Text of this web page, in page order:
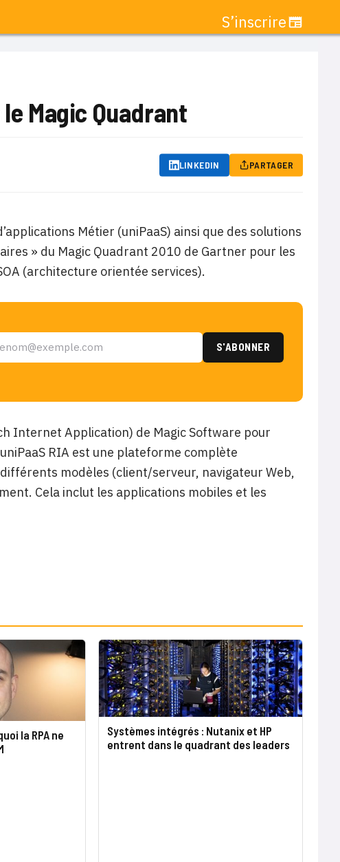
S’inscrire
Magic Quadrant
LINKEDIN PARTAGER
Métier (uniPaaS) ainsi que des solutions
» du Magic Quadrant 2010 de Gartner pour les
(architecture orientée services).
Internet Application) de Magic Software pour
RIA est une plateforme complète
modèles (client/serveur, navigateur Web,
Cela inclut les applications mobiles et les
la RPA ne
Systèmes intégrés : Nutanix et HP
entrent dans le quadrant des leaders